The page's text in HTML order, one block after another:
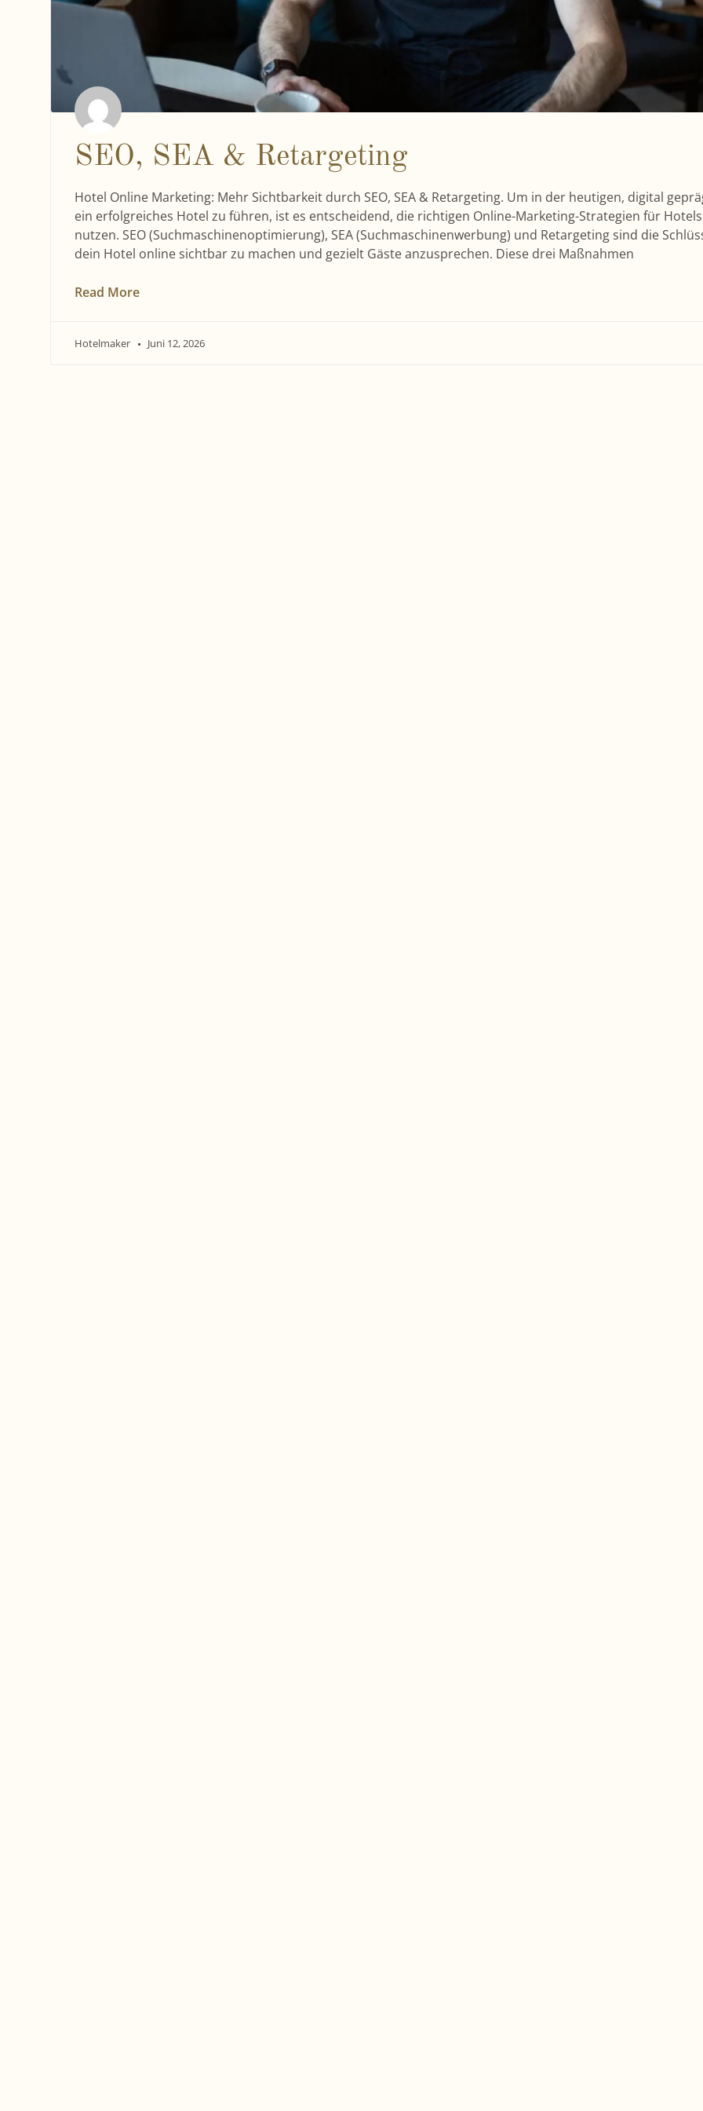
SEO, SEA & Retargeting
Hotel Online Marketing: Mehr Sichtbarkeit durch SEO, SEA & Retargeting. Um in der heutigen, digital
ein erfolgreiches Hotel zu führen, ist es entscheidend, die richtigen Online-Marketing-Strategien für
nutzen. SEO (Suchmaschinenoptimierung), SEA (Suchmaschinenwerbung) und Retargeting sind die
dein Hotel online sichtbar zu machen und gezielt Gäste anzusprechen. Diese drei Maßnahmen
Read More
Hotelmaker Juni 12, 2026